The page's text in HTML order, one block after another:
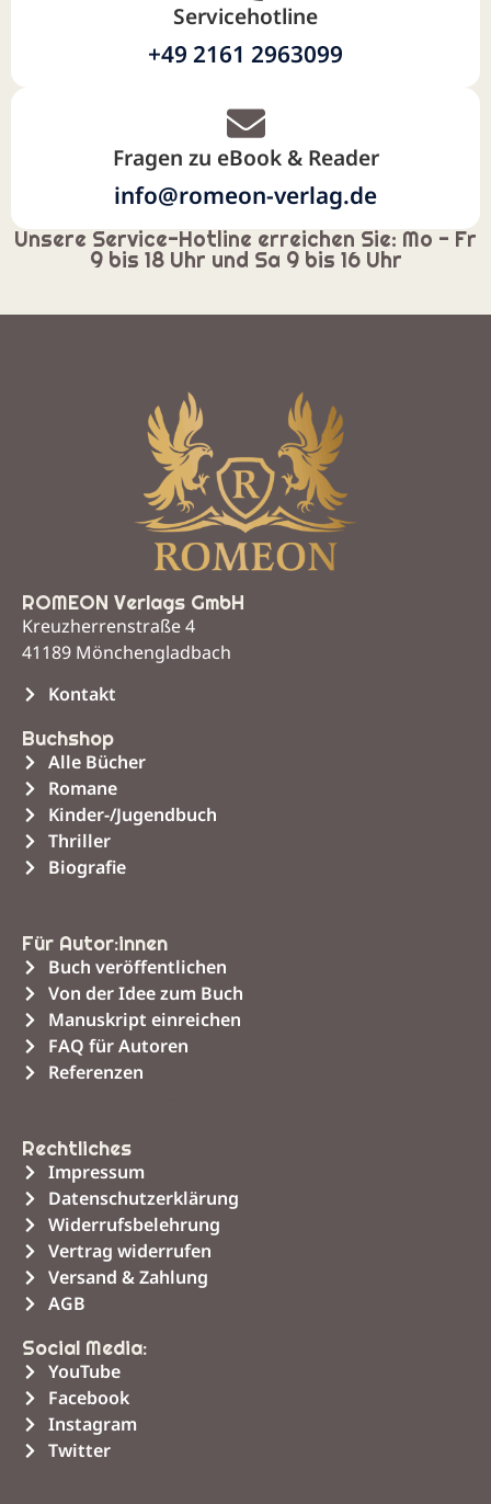
Servicehotline
+49 2161 2963099
Fragen zu eBook & Reader
info@romeon-verlag.de
Unsere Service-Hotline erreichen Sie: Mo - Fr
9 bis 18 Uhr und Sa 9 bis 16 Uhr
ROMEON Verlags GmbH
Kreuzherrenstraße 4
41189 Mönchengladbach
Kontakt
Buchshop
Alle Bücher
Romane
Kinder-/Jugendbuch
Thriller
Biografie
Für Autor:innen
Buch veröffentlichen
Von der Idee zum Buch
Manuskript einreichen
FAQ für Autoren
Referenzen
Rechtliches
Impressum
Datenschutzerklärung
Widerrufsbelehrung
Vertrag widerrufen
Versand & Zahlung
AGB
Social Media:
YouTube
Facebook
Instagram
Twitter